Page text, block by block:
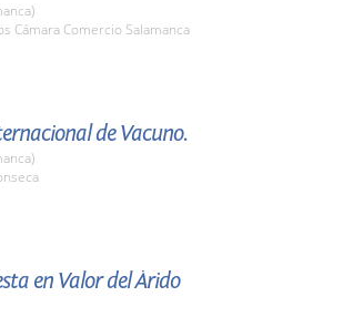
Cámara Comercio Salamanca
de Vacuno.
en Valor del Árido